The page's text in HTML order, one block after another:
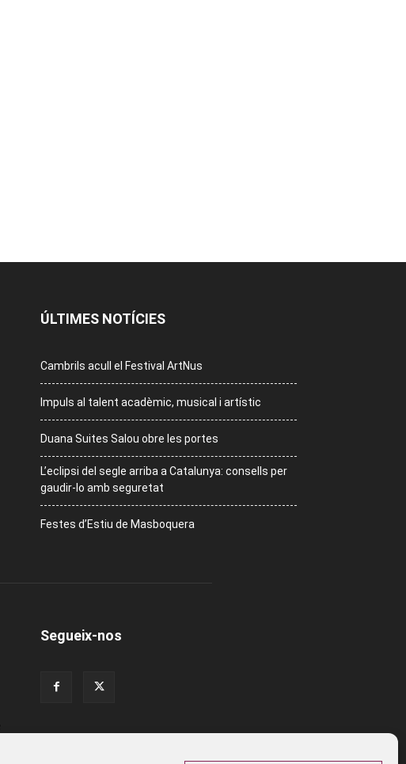
ÚLTIMES NOTÍCIES
Cambrils acull el Festival ArtNus
Impuls al talent acadèmic, musical i artístic
Duana Suites Salou obre les portes
L’eclipsi del segle arriba a Catalunya: consells per
gaudir-lo amb seguretat
Festes d’Estiu de Masboquera
Segueix-nos